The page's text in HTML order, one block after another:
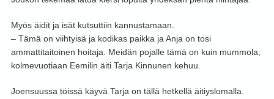
Myös äidit ja isät kutsuttiin kannustamaan.
– Tämä on viihtyisä ja kodikas paikka ja Anja on tosi
ammattitaitoinen hoitaja. Meidän pojalle tämä on kuin mummola,
kolmevuotiaan Eemilin äiti Tarja Kinnunen kehuu.
Joensuussa töissä käyvä Tarja on tällä hetkellä äitiyslomalla.